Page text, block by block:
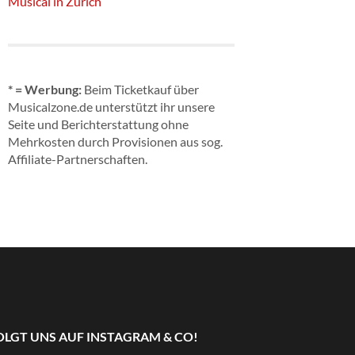
* = Werbung: Beim Ticketkauf über
Musicalzone.de unterstützt ihr unsere
Seite und Berichterstattung ohne
Mehrkosten durch Provisionen aus sog.
Affiliate-Partnerschaften.
UNS AUF INSTAGRAM & CO!